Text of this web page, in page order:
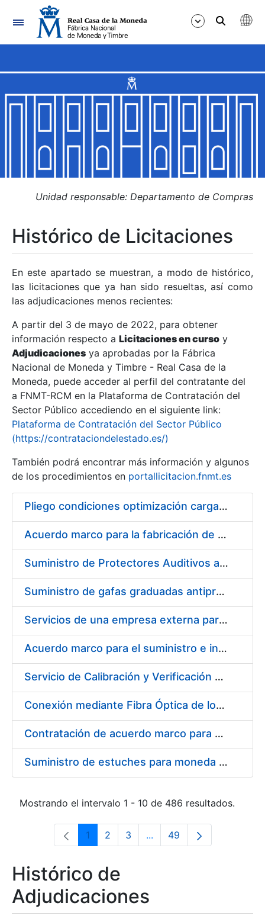
Navegación
Mostrar/Ocultar
Mostrar/Ocultar
Mostrar/Ocultar
Mostrar/Ocultar
Mostrar/Ocultar
Mostrar/Ocultar
Unidad responsable: Departamento de Compras
Histórico de Licitaciones
En este apartado se muestran, a modo de histórico,
las licitaciones que ya han sido resueltas, así como
las adjudicaciones menos recientes:
A partir del 3 de mayo de 2022, para obtener
información respecto a Licitaciones en curso y
Adjudicaciones ya aprobadas por la Fábrica
Nacional de Moneda y Timbre - Real Casa de la
Moneda, puede acceder al perfil del contratante del
a FNMT-RCM en la Plataforma de Contratación del
Sector Público accediendo en el siguiente link:
Plataforma de Contratación del Sector Público
(https://contrataciondelestado.es/)
También podrá encontrar más información y algunos
de los procedimientos en portallicitacion.fnmt.es
Pliego condiciones optimización cargas compras firmado
Acuerdo marco para la fabricación de piezas
Suministro de Protectores Auditivos a medida para las personas trabajadoras de los Centros de Trabajo de Madrid y Burgos
Suministro de gafas graduadas antiproyecciones para los trabajadores de la FNMT-RCM en los centros de trabajo de Madrid y Burgos
Servicios de una empresa externa para el asesoramiento y resolución de los recursos de alzada que se presentan relacionados con procesos de selección para la FNMT-RCM
Acuerdo marco para el suministro e instalación de persianas, estores y otros complementos
Servicio de Calibración y Verificación Externa de los Equipos de Medición del Servicio de Prevención de la FNMT-RCM
Conexión mediante Fibra Óptica de los Centros de Proceso de Datos (CPDs) de las sedes de la FNMT-RCM de Burgos y Madrid
Contratación de acuerdo marco para el Suministro de Material de Electricidad para la Fábrica Nacional de Moneda y Timbre-Real Casa de la Moneda en su centro de trabajo de Burgos
Suministro de estuches para moneda de 30 €
Mostrando el intervalo 1 - 10 de 486 resultados.
Página
1 Página
2 Página
3 ...Páginas intermedias Use
Página
49
Histórico de
Adjudicaciones